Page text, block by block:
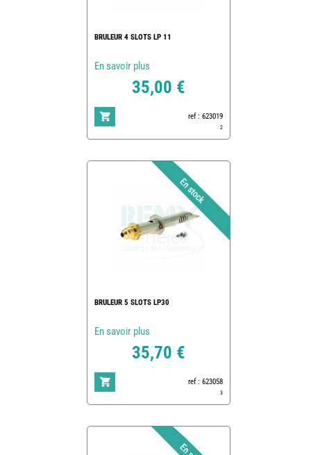
BRULEUR 4 SLOTS LP 11
En savoir plus
35,00 €
ref : 623019
2
BRULEUR 5 SLOTS LP30
En savoir plus
35,70 €
ref : 623058
3